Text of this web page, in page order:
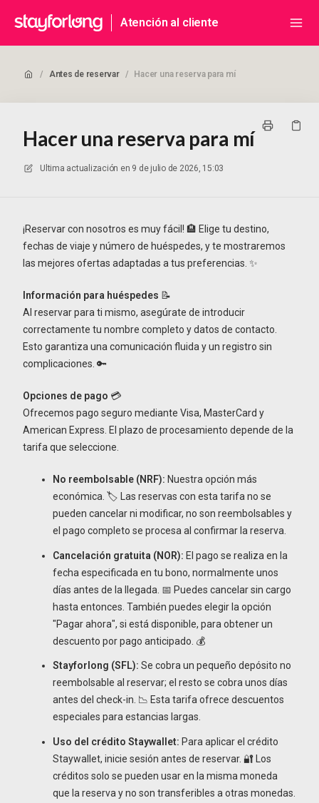
Atención al cliente
/ Antes de reservar / Hacer una reserva para mí
Hacer una reserva para mí
Ultima actualización en 9 de julio de 2026, 15:03
¡Reservar con nosotros es muy fácil! 🏨 Elige tu destino,
fechas de viaje y número de huéspedes, y te mostraremos
las mejores ofertas adaptadas a tus preferencias. ✨
Información para huéspedes 📝
Al reservar para ti mismo, asegúrate de introducir
correctamente tu nombre completo y datos de contacto.
Esto garantiza una comunicación fluida y un registro sin
complicaciones. 🔑
Opciones de pago 💳
Ofrecemos pago seguro mediante Visa, MasterCard y
American Express. El plazo de procesamiento depende de la
tarifa que seleccione.
No reembolsable (NRF): Nuestra opción más
económica. 🏷️ Las reservas con esta tarifa no se
pueden cancelar ni modificar, no son reembolsables y
el pago completo se procesa al confirmar la reserva.
Cancelación gratuita (NOR): El pago se realiza en la
fecha especificada en tu bono, normalmente unos
días antes de la llegada. 📅 Puedes cancelar sin cargo
hasta entonces. También puedes elegir la opción
"Pagar ahora", si está disponible, para obtener un
descuento por pago anticipado. 💰
Stayforlong (SFL): Se cobra un pequeño depósito no
reembolsable al reservar; el resto se cobra unos días
antes del check-in. 📉 Esta tarifa ofrece descuentos
especiales para estancias largas.
Uso del crédito Staywallet: Para aplicar el crédito
Staywallet, inicie sesión antes de reservar. 🔐 Los
créditos solo se pueden usar en la misma moneda
que la reserva y no son transferibles a otras monedas.